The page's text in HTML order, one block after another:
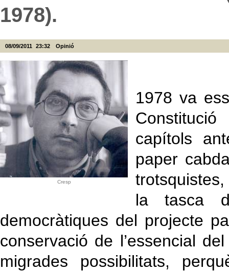
1978).
08/09/2011 23:32 Opinió
Cresp
1978 va
capítols
paper
la tasca
democràtiques del projecte
conservació de l’essencial
migrades possibilitats,